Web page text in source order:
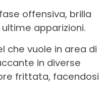
offensiva, brilla
apparizioni.
che vuole in area di
in diverse
frittata, facendosi